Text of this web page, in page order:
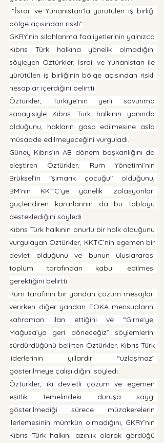
-“İsrail ve Yunanistan’la yürütülen iş birliği
bölge açısından riskli”
GKRY’nin silahlanma faaliyetlerinin yalnızca
Kıbrıs Türk halkına yönelik olmadığını
söyleyen Öztürkler, İsrail ve Yunanistan ile
yürütülen iş birliğinin bölge açısından riskli
hesaplar içerdiğini belirtti.
Öztürkler, Türkiye’nin yerli savunma
sanayisiyle Kıbrıs Türk halkının yanında
olduğunu, hakların gasp edilmesine asla
müsaade edilmeyeceğini vurguladı.
Güney Kıbrıs’ın AB dönem başkanlığını da
eleştiren Öztürkler, Rum Yönetimi’nin
Brüksel’in "şımarık çocuğu" olduğunu,
BM’nin KKTC’ye yönelik izolasyonları
güçlendiren kararlarının da bu tabloyu
desteklediğini söyledi.
Kıbrıs Türk halkının onurlu bir halk olduğunu
vurgulayan Öztürkler, KKTC’nin egemen bir
devlet olduğunu ve bunun uluslararası
toplum tarafından kabul edilmesi
gerektiğini belirtti.
Rum tarafının bir yandan çözüm mesajları
verirken diğer yandan EOKA mensuplarını
kahraman ilan ettiğini ve “Girne’ye,
Mağusa’ya geri döneceğiz” söylemlerini
sürdürdüğünü belirten Öztürkler, Kıbrıs Türk
liderlerinin yıllardır “uzlaşmaz”
gösterilmeye çalışıldığını söyledi.
Öztürkler, iki devletli çözüm ve egemen
eşitlik temelindeki duruşa saygı
gösterilmediği sürece müzakerelerin
ilerlemesinin mümkün olmadığını, GKRY’nin
Kıbrıs Türk halkını azınlık olarak gördüğü